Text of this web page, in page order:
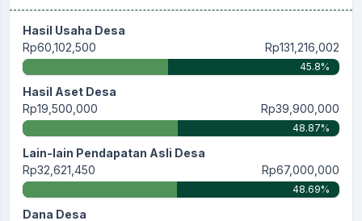
Hasil Usaha Desa
Rp60,102,500
Rp131,216,002
45.8%
Hasil Aset Desa
Rp19,500,000
Rp39,900,000
48.87%
Lain-lain Pendapatan Asli Desa
Rp32,621,450
Rp67,000,000
48.69%
Dana Desa